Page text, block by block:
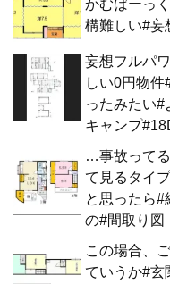
かむばーっ
構難しい#妄
妄想フルパ
しい0円物
ったみたい#
キャンプ
…事故って
て見るタイ
と思ったら#
の#間取り図
この場合、
ていうか#玄